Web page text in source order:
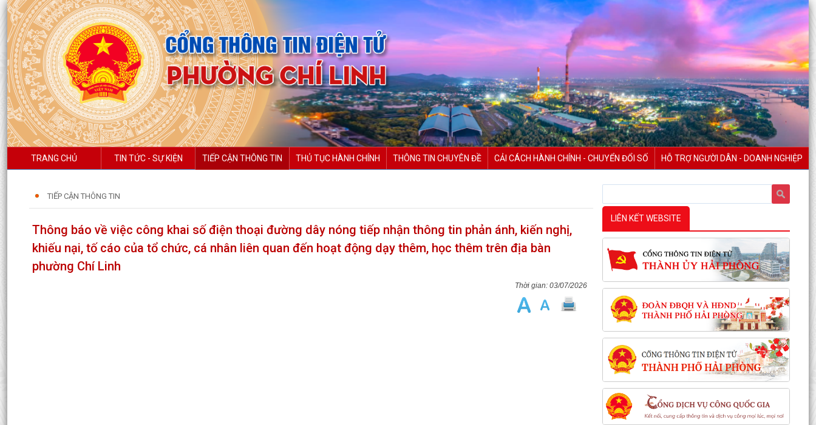
TRANG CHỦ TIN TỨC - SỰ KIỆN TIẾP CẬN THÔNG TIN THỦ TỤC HÀNH CHÍNH THÔNG TIN CHUYÊN ĐỀ CẢI CÁCH HÀNH CHÍNH - CHUYỂN ĐỔI SỐ HỖ TRỢ NGƯỜI DÂN - DOANH NGHIỆP
TIẾP CẬN THÔNG TIN
Thông báo về việc công khai số điện thoại đường dây nóng tiếp nhận thông tin phản ánh, kiến nghị,
khiếu nại, tố cáo của tổ chức, cá nhân liên quan đến hoạt động dạy thêm, học thêm trên địa bàn
phường Chí Linh
03/07/2026
LIÊN KẾT WEBSITE